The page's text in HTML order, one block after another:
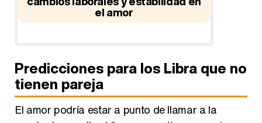
Predicciones para los Libra que no
tienen pareja
El amor podría estar a punto de llamar a la
puerta de aquellos Libra que no tienen pareja,